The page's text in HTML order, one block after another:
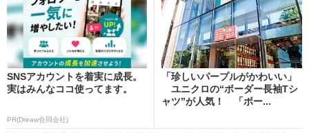
SNSアカウントを着実に成長。
実はみんなココ使ってます。
PR(Dreaw合同会社)
「珍しいパープルがかわいい」
ユニクロの“ボーダー長袖Tシ
ャツ”が人気！ 「ボー...